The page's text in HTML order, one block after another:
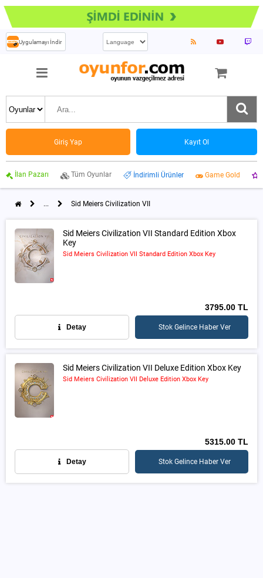
Uygulamayı İndir
Giriş Yap Kayıt Ol
İlan Pazarı Tüm Oyunlar İndirimli Ürünler Game Gold
... Sid Meiers Civilization VII
Sid Meiers Civilization VII Standard Edition Xbox
Key
Sid Meiers Civilization VII Standard Edition Xbox Key
3795.00 TL
Detay Stok Gelince Haber Ver
Sid Meiers Civilization VII Deluxe Edition Xbox Key
Sid Meiers Civilization VII Deluxe Edition Xbox Key
5315.00 TL
Detay Stok Gelince Haber Ver